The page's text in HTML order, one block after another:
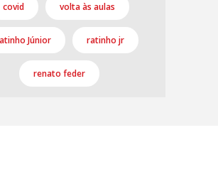
covid volta às aulas
Júnior ratinho jr
renato feder